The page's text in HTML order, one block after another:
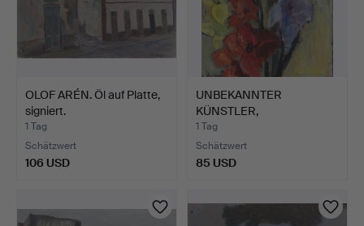
OLOF ARÉN. Öl auf Platte,
signiert.
1 Tag
Schätzwert
106 USD
UNBEKANNTER
KÜNSTLER,
Blumenstillleben, si…
1 Tag
Schätzwert
85 USD